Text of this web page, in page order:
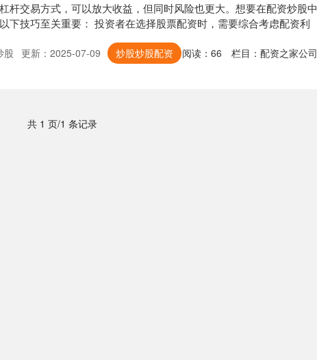
杆交易方式，可以放大收益，但同时风险也更大。想要在配资炒股中
下技巧至关重要： 投资者在选择股票配资时，需要综合考虑配资利
股 更新：2025-07-09 炒股炒股配资 阅读： 66 栏目： 配资之家公司
共 1 页/1 条记录